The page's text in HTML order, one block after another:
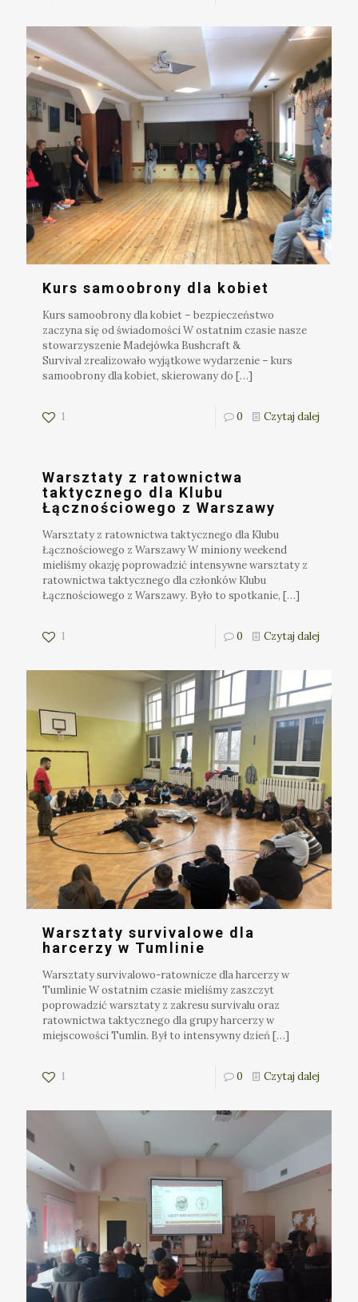
Kurs samoobrony dla kobiet
Kurs samoobrony dla kobiet – bezpieczeństwo
zaczyna się od świadomości W ostatnim czasie nasze
stowarzyszenie Madejówka Bushcraft &
Survival zrealizowało wyjątkowe wydarzenie – kurs
samoobrony dla kobiet, skierowany do […]
1 0 Czytaj dalej
Warsztaty z ratownictwa
taktycznego dla Klubu
Łącznościowego z Warszawy
Warsztaty z ratownictwa taktycznego dla Klubu
Łącznościowego z Warszawy W miniony weekend
mieliśmy okazję poprowadzić intensywne warsztaty z
ratownictwa taktycznego dla członków Klubu
Łącznościowego z Warszawy. Było to spotkanie, […]
1 0 Czytaj dalej
Warsztaty survivalowe dla
harcerzy w Tumlinie
Warsztaty survivalowo-ratownicze dla harcerzy w
Tumlinie W ostatnim czasie mieliśmy zaszczyt
poprowadzić warsztaty z zakresu survivalu oraz
ratownictwa taktycznego dla grupy harcerzy w
miejscowości Tumlin. Był to intensywny dzień[…]
1 0 Czytaj dalej